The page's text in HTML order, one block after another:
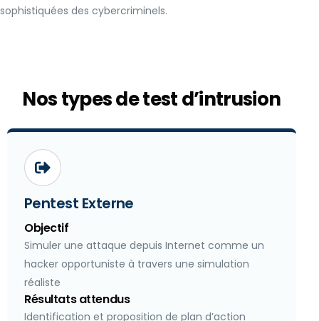
sophistiquées des cybercriminels.
Nos types de test d’intrusion
Pentest Externe
Objectif
Simuler une attaque depuis Internet comme un
hacker opportuniste à travers une simulation
réaliste
Résultats attendus
Identification et proposition de plan d’action